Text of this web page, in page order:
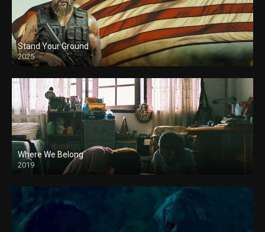
Stand Your Ground
2025
Where We Belong
2019